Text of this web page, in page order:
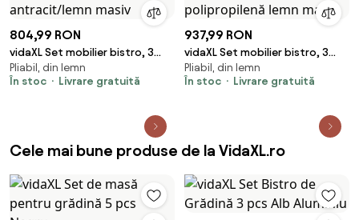
804,99 RON
vidaXL Set mobilier bistro, 3
piese, textil antracit/lemn
masiv
Pliabil, din lemn
În stoc
Livrare gratuită
937,99 RON
vidaXL Set mobilier bistro, 3
piese, negru, polipropilenă
lemn masiv
Pliabil, din lemn
În stoc
Livrare gratuită
Cele mai bune produse de la VidaXL.ro